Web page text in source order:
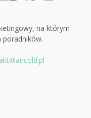
na którym
poradników.